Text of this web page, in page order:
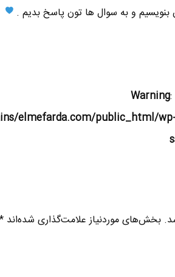
بنویسیم و به سوال ها تون پاسخ بدیم .
Warning
elmefarda.com/public_html/
بخش‌های موردنیاز علامت‌گذاری شده‌اند*